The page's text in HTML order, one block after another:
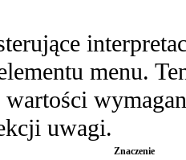
menu.
wartości
uwagi.
Znaczenie